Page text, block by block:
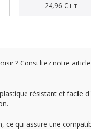
24,96 € HT
? Consultez notre
résistant et facile
ce qui assure une